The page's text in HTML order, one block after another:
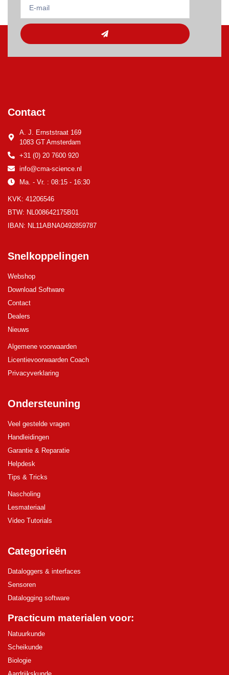
Contact
A. J. Ernststraat 169
1083 GT Amsterdam
+31 (0) 20 7600 920
info@cma-science.nl
Ma. - Vr. : 08:15 - 16:30
KVK: 41206546
BTW: NL008642175B01
IBAN: NL11ABNA0492859787
Snelkoppelingen
Webshop
Download Software
Contact
Dealers
Nieuws
Algemene voorwaarden
Licentievoorwaarden Coach
Privacyverklaring
Ondersteuning
Veel gestelde vragen
Handleidingen
Garantie & Reparatie
Helpdesk
Tips & Tricks
Nascholing
Lesmateriaal
Video Tutorials
Categorieën
Dataloggers & interfaces
Sensoren
Datalogging software
Practicum materialen voor:
Natuurkunde
Scheikunde
Biologie